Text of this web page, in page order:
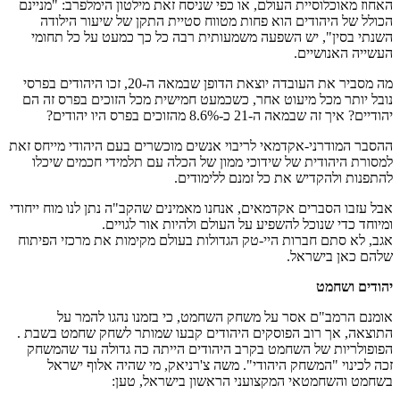
האחוז מאוכלוסיית העולם, או כפי שניסח זאת מילטון הימלפרב: "מניינם
הכולל של היהודים הוא פחות מטווח סטיית התקן של שיעור הילודה
השנתי בסין", יש השפעה משמעותית רבה כל כך כמעט על כל תחומי
העשייה האנושיים.
מה מסביר את העובדה יוצאת הדופן שבמאה ה-20, זכו היהודים בפרסי
נובל יותר מכל מיעוט אחר, כשכמעט חמישית מכל הזוכים בפרס זה הם
יהודיים? איך זה שבמאה ה-21 כ-8.6% מהזוכים בפרס היו יהודים?
ההסבר המודרני-אקדמאי לריבוי אנשים מוכשרים בעם היהודי מייחס זאת
למסורת היהודית של שידוכי ממון של הכלה עם תלמידי חכמים שיכלו
להתפנות ולהקדיש את כל זמנם ללימודים.
אבל עזבו הסברים אקדמאים, אנחנו מאמינים שהקב"ה נתן לנו מוח ייחודי
ומיוחד כדי שנוכל להשפיע על העולם ולהיות אור לגויים.
אגב, לא סתם חברות היי-טק הגדולות בעולם מקימות את מרכזי הפיתוח
שלהם כאן בישראל.
יהודים ושחמט
אומנם הרמב"ם אסר על משחק השחמט, כי בזמנו נהגו להמר על
התוצאה, אך רוב הפוסקים היהודים קבעו שמותר לשחק שחמט בשבת .
הפופולריות של השחמט בקרב היהודים הייתה כה גדולה עד שהמשחק
זכה לכינוי "המשחק היהודי". משה צ'רניאק, מי שהיה אלוף ישראל
בשחמט והשחמטאי המקצועני הראשון בישראל, טען: